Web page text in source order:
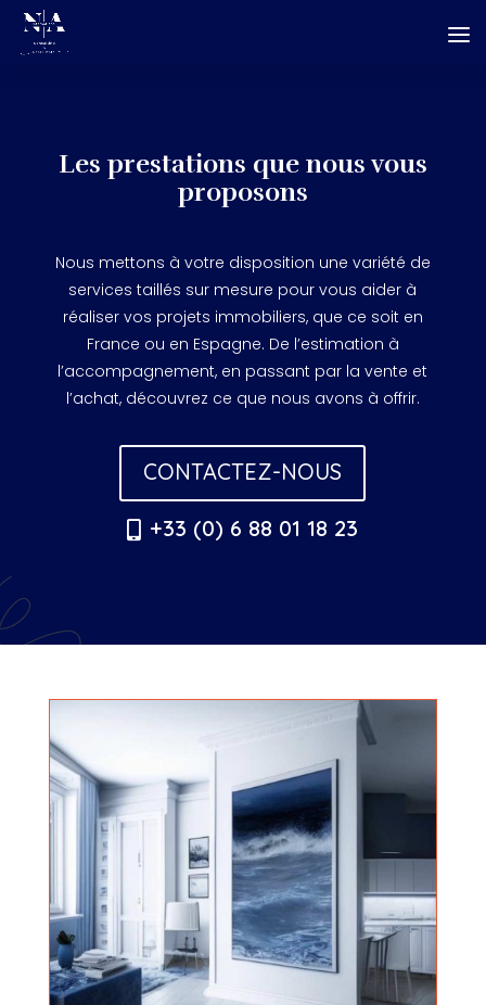
Les prestations que nous vous
proposons
Nous mettons à votre disposition une variété de
services taillés sur mesure pour vous aider à
réaliser vos projets immobiliers, que ce soit en
France ou en Espagne. De l’estimation à
l’accompagnement, en passant par la vente et
l’achat, découvrez ce que nous avons à offrir.
CONTACTEZ-NOUS
 +33 (0) 6 88 01 18 23